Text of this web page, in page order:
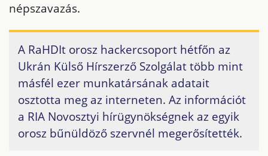
népszavazás.
A RaHDIt orosz hackercsoport hétfőn az
Ukrán Külső Hírszerző Szolgálat több mint
másfél ezer munkatársának adatait
osztotta meg az interneten. Az információt
a RIA Novosztyi hírügynökségnek az egyik
orosz bűnüldöző szervnél megerősítették.